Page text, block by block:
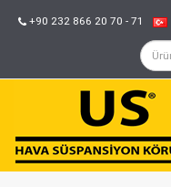
+90 232 866 20 70 - 71